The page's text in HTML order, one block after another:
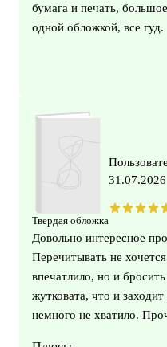
бумага и печать,
одной обложкой, все гуд.
Твердая обложка
31.07.2026
Довольно интересное
Перечитывать не
впечатлило, но и
жутковата, что и
немного не хватило.